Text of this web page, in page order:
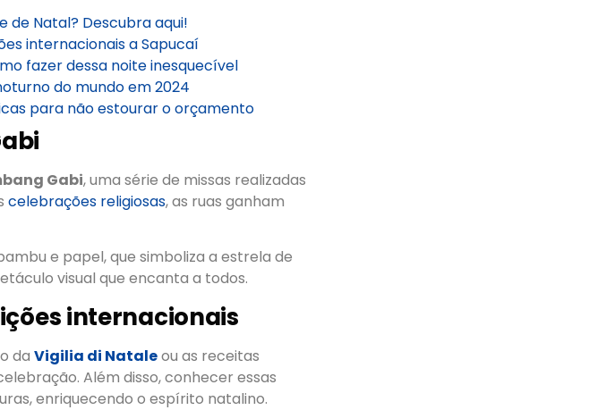
Natal? Descubra aqui!
internacionais a Sapucaí
fazer dessa noite inesquecível
do mundo em 2024
para não estourar o orçamento
Gabi, uma série de missas realizadas
celebrações religiosas, as ruas ganham
e papel, que simboliza a estrela de
visual que encanta a todos.
internacionais
daVigilia di Nataleou as receitas
Além disso, conhecer essas
enriquecendo o espírito natalino.